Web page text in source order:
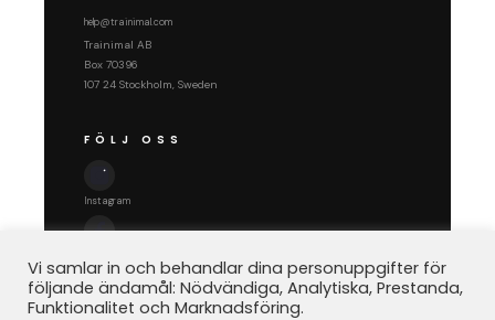
help@trainimal.com
Trainimal AB
Box 70396
107 24 Stockholm, Sweden
FÖLJ OSS
Instagram
Vi samlar in och behandlar dina personuppgifter för
följande ändamål: Nödvändiga, Analytiska, Prestanda,
Funktionalitet och Marknadsföring.